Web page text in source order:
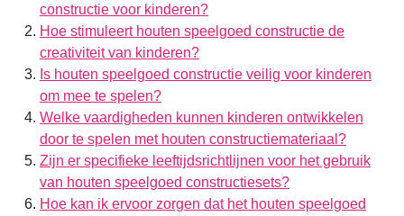
constructie voor kinderen?
Hoe stimuleert houten speelgoed constructie de
creativiteit van kinderen?
Is houten speelgoed constructie veilig voor kinderen
om mee te spelen?
Welke vaardigheden kunnen kinderen ontwikkelen
door te spelen met houten constructiemateriaal?
Zijn er specifieke leeftijdsrichtlijnen voor het gebruik
van houten speelgoed constructiesets?
Hoe kan ik ervoor zorgen dat het houten speelgoed